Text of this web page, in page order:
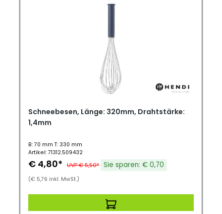
Schneebesen, Länge: 320mm, Drahtstärke:
1,4mm
B: 70 mm T: 330 mm
Artikel: 71312.509432
€ 4,80* UVP € 5,50* Sie sparen: € 0,70
(€ 5,76 inkl. MwSt.)